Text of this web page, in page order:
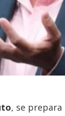
, se